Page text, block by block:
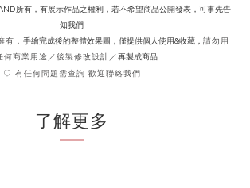
所有，有展示作品之權利，若不希望商品公開發表，可事先告
知我們
， 手繪完成後的整體效果圖，僅提供個人使用&收藏， 請勿用
何商業用途／後製修改設計／再製成商品
♡ 有任何問題需查詢 歡迎聯絡我們
了解更多